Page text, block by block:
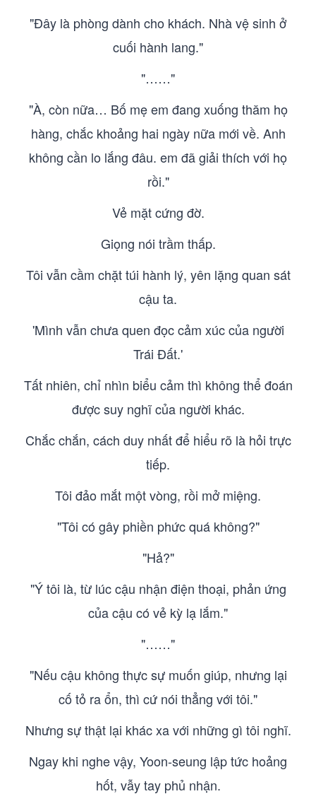
"Đây là phòng dành cho khách. Nhà vệ sinh ở
cuối hành lang."
"……"
"À, còn nữa… Bố mẹ em đang xuống thăm họ
hàng, chắc khoảng hai ngày nữa mới về. Anh
không cần lo lắng đâu. em đã giải thích với họ
rồi."
Vẻ mặt cứng đờ.
Giọng nói trầm thấp.
Tôi vẫn cầm chặt túi hành lý, yên lặng quan sát
cậu ta.
'Mình vẫn chưa quen đọc cảm xúc của người
Trái Đất.'
Tất nhiên, chỉ nhìn biểu cảm thì không thể đoán
được suy nghĩ của người khác.
Chắc chắn, cách duy nhất để hiểu rõ là hỏi trực
tiếp.
Tôi đảo mắt một vòng, rồi mở miệng.
"Tôi có gây phiền phức quá không?"
"Hả?"
"Ý tôi là, từ lúc cậu nhận điện thoại, phản ứng
của cậu có vẻ kỳ lạ lắm."
"……"
"Nếu cậu không thực sự muốn giúp, nhưng lại
cố tỏ ra ổn, thì cứ nói thẳng với tôi."
Nhưng sự thật lại khác xa với những gì tôi nghĩ.
Ngay khi nghe vậy, Yoon-seung lập tức hoảng
hốt, vẫy tay phủ nhận.